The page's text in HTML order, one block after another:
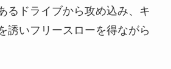
るドライブから攻め込み、キ
誘いフリースローを得ながら